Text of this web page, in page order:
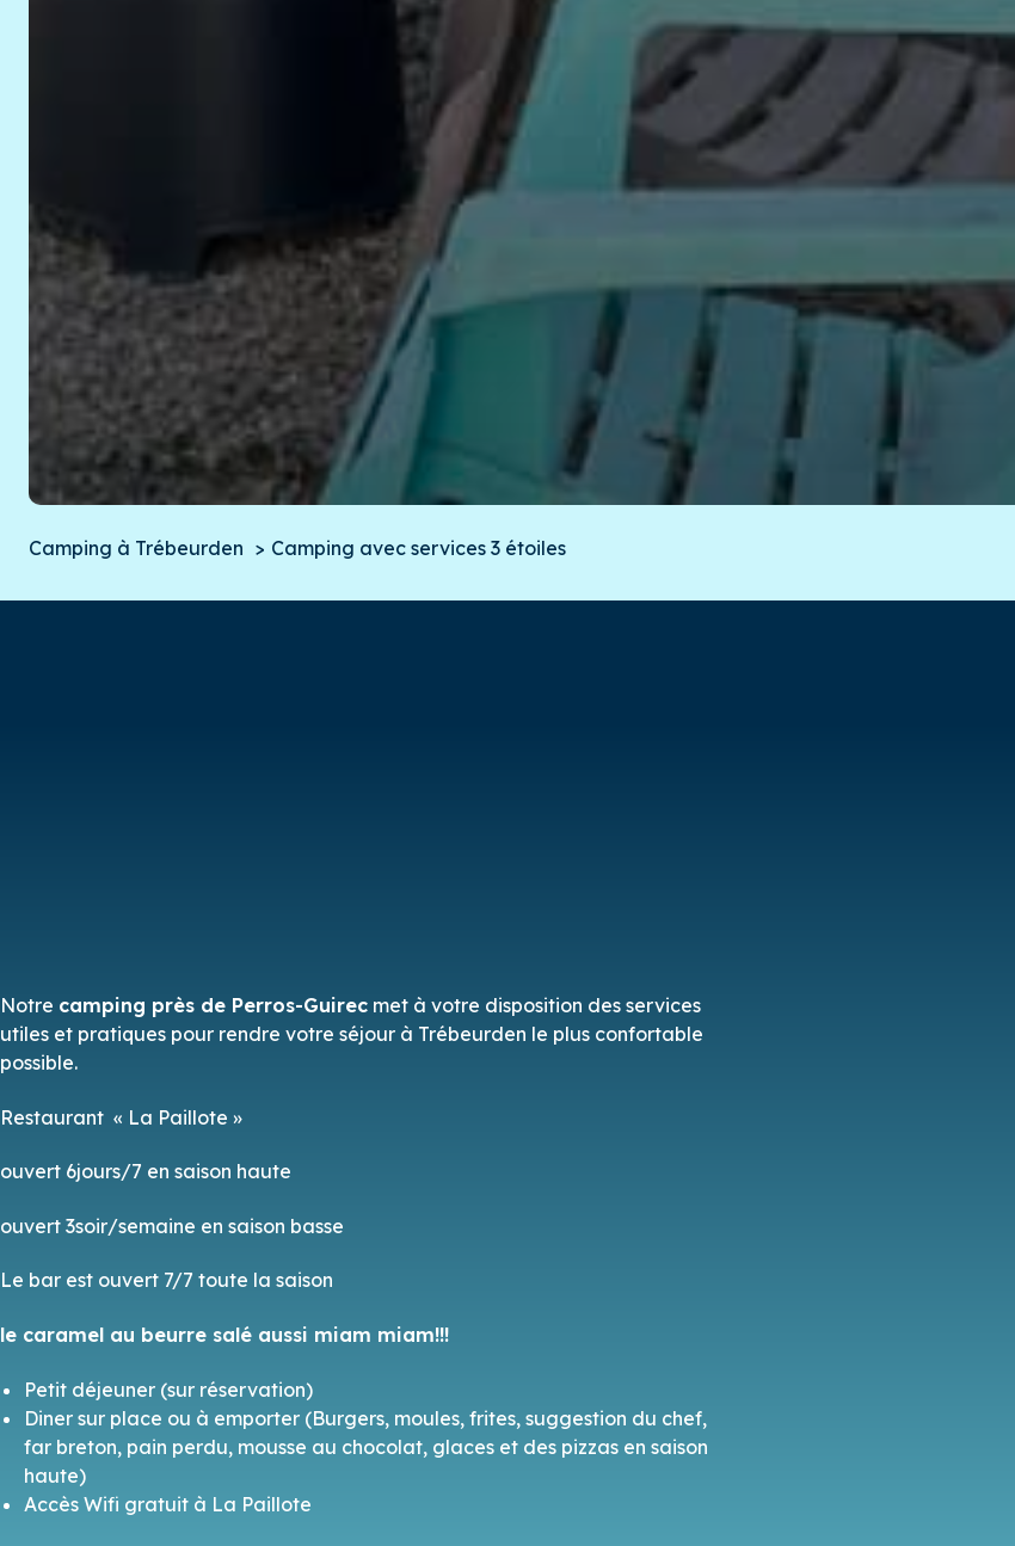
Camping à Trébeurden Camping avec services 3 étoiles
Notre camping près de Perros-Guirec met à votre disposition des services
utiles et pratiques pour rendre votre séjour à Trébeurden le plus confortable
possible.
Restaurant « La Paillote »
ouvert 6jours/7 en saison haute
ouvert 3soir/semaine en saison basse
Le bar est ouvert 7/7 toute la saison
le caramel au beurre salé aussi miam miam!!!
Petit déjeuner (sur réservation)
Diner sur place ou à emporter (Burgers, moules, frites, suggestion du chef,
far breton, pain perdu, mousse au chocolat, glaces et des pizzas en saison
haute)
Accès Wifi gratuit à La Paillote